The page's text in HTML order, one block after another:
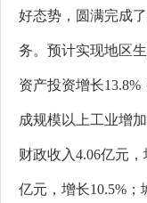
好态势，圆满完成
务。预计实现地区
资产投资增长
成规模以上工业增
财政收入4.06亿元
亿元，增长10.5%